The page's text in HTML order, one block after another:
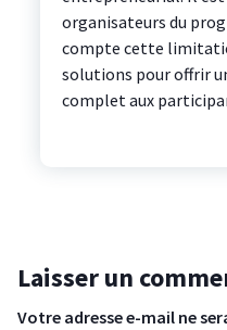
organisateurs du
compte cette
solutions pour offrir
complet aux
Laisser un
Votre adresse e-mail ne